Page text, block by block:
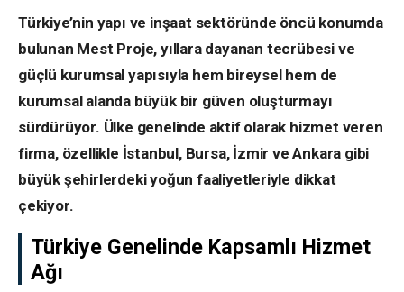
Türkiye’nin yapı ve inşaat sektöründe öncü konumda
bulunan Mest Proje, yıllara dayanan tecrübesi ve
güçlü kurumsal yapısıyla hem bireysel hem de
kurumsal alanda büyük bir güven oluşturmayı
sürdürüyor. Ülke genelinde aktif olarak hizmet veren
firma, özellikle İstanbul, Bursa, İzmir ve Ankara gibi
büyük şehirlerdeki yoğun faaliyetleriyle dikkat
çekiyor.
Türkiye Genelinde Kapsamlı Hizmet
Ağı